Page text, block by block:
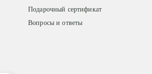
Подарочный сертификат
Вопросы и ответы